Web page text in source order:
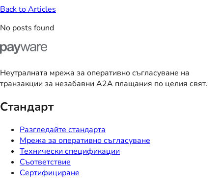
Back to Articles
No posts found
Неутралната мрежа за оперативно съгласуване на
транзакции за незабавни A2A плащания по целия свят.
Стандарт
Разгледайте стандарта
Мрежа за оперативно съгласуване
Технически спецификации
Съответствие
Сертифициране